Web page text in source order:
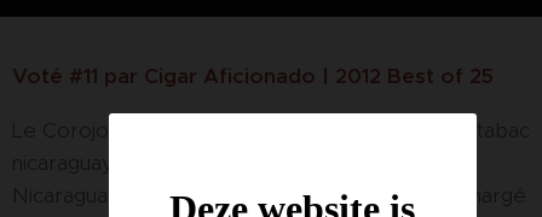
Voté #11 par Cigar Aficionado | 2012 Best of 25
Nicaragua, ce cigare moyennement corsé est chargé